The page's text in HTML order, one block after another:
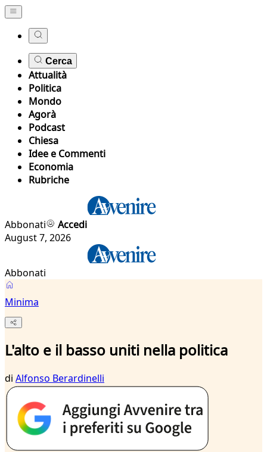
Cerca
Attualità
Politica
Mondo
Agorà
Podcast
Chiesa
Idee e Commenti
Economia
Rubriche
Abbonati
Accedi
August 7, 2026
Abbonati
Minima
L'alto e il basso uniti nella politica
di Alfonso Berardinelli